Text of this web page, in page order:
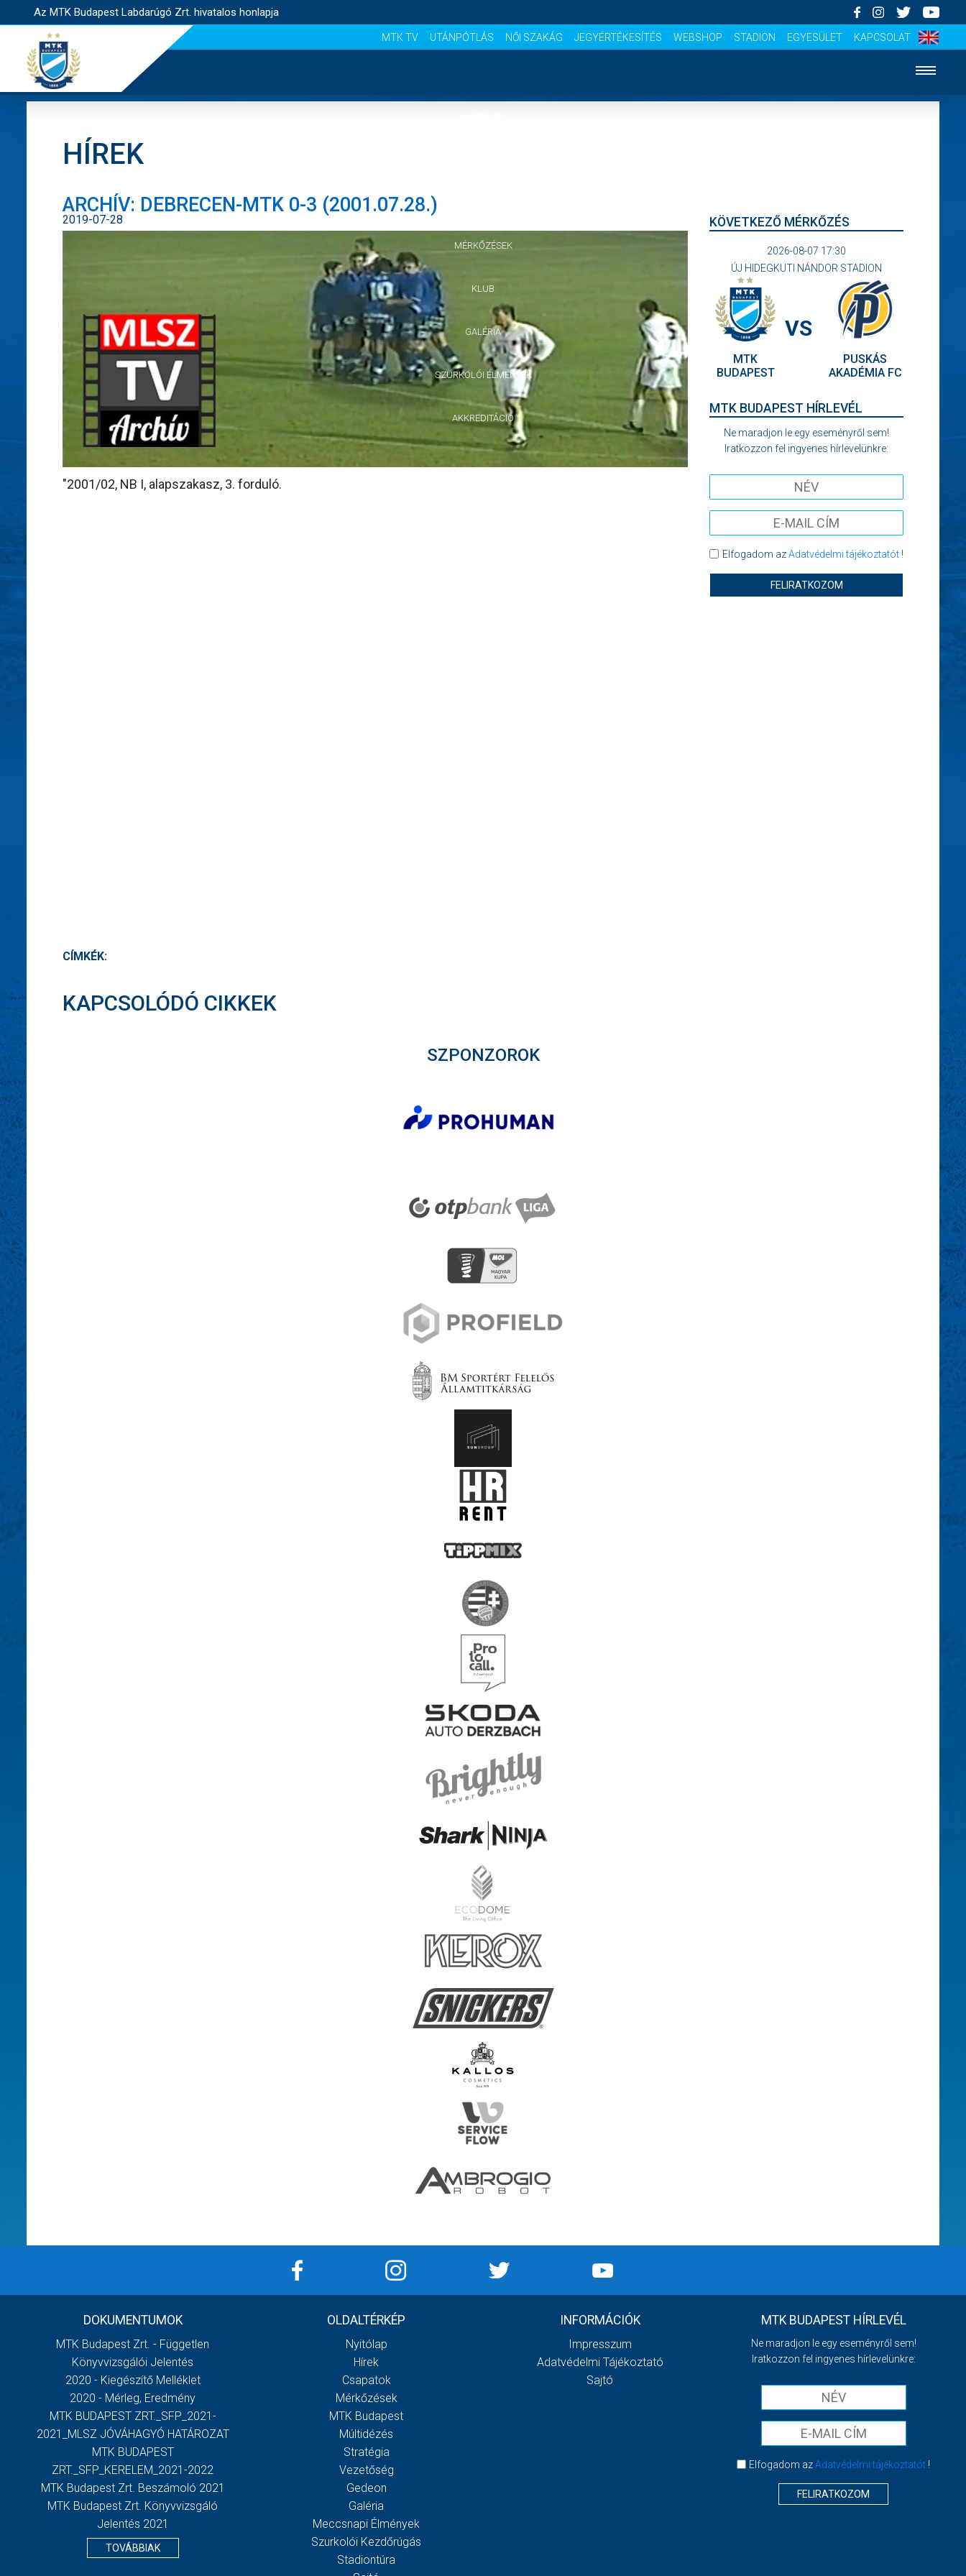
Az MTK Budapest Labdarúgó Zrt. hivatalos honlapja
MTK TV UTÁNPÓTLÁS NŐI SZAKÁG JEGYÉRTÉKESÍTÉS WEBSHOP STADION EGYESÜLET KAPCSOLAT
MÉRKŐZÉSEK
KLUB
GALÉRIA
SZURKOLÓI ÉLMÉNYEK
AKKREDITÁCIÓ
HÍREK
ARCHÍV: DEBRECEN-MTK 0-3 (2001.07.28.)
2019-07-28
"2001/02, NB I, alapszakasz, 3. forduló.
CÍMKÉK:
KAPCSOLÓDÓ CIKKEK
KÖVETKEZŐ MÉRKŐZÉS
2026-08-07 17:30
ÚJ HIDEGKUTI NÁNDOR STADION
MTK
BUDAPEST
VS
PUSKÁS
AKADÉMIA FC
MTK BUDAPEST HÍRLEVÉL
Ne maradjon le egy eseményről sem!
Iratkozzon fel ingyenes hírlevelünkre:
Elfogadom azAdatvédelmi tájékoztatót!
FELIRATKOZOM
SZPONZOROK
DOKUMENTUMOK
MTK Budapest Zrt. - Független
Könyvvizsgálói Jelentés
2020 - Kiegészítő Melléklet
2020 - Mérleg, Eredmény
MTK BUDAPEST ZRT._SFP_2021-
2021_MLSZ JÓVÁHAGYÓ HATÁROZAT
MTK BUDAPEST
ZRT._SFP_KERELEM_2021-2022
MTK Budapest Zrt. Beszámoló 2021
MTK Budapest Zrt. Könyvvizsgáló
Jelentés 2021
TOVÁBBIAK
OLDALTÉRKÉP
Nyitólap
Hírek
Csapatok
Mérkőzések
MTK Budapest
Múltidézés
Stratégia
Vezetőség
Gedeon
Galéria
Meccsnapi Élmények
Szurkolói Kezdőrúgás
Stadiontúra
INFORMÁCIÓK
Impresszum
Adatvédelmi Tájékoztató
Sajtó
MTK BUDAPEST HÍRLEVÉL
Ne maradjon le egy eseményről sem!
Iratkozzon fel ingyenes hírlevelünkre:
Elfogadom azAdatvédelmi tájékoztatót !
FELIRATKOZOM